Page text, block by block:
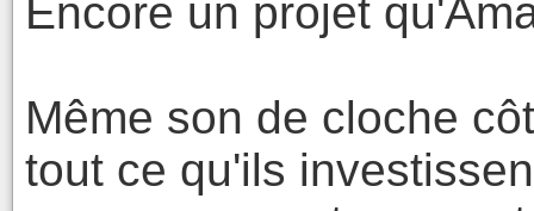
Encore un projet
Même son de cloche
tout ce qu'ils